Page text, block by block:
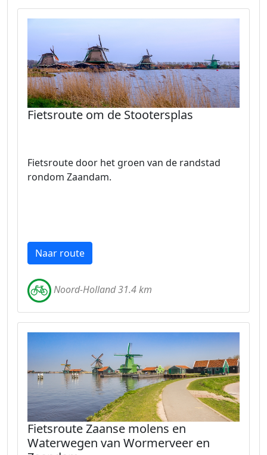
Fietsroute om de Stootersplas
Fietsroute door het groen van de randstad
rondom Zaandam.
Naar route
Noord-Holland 31.4 km
Fietsroute Zaanse molens en
Waterwegen van Wormerveer en